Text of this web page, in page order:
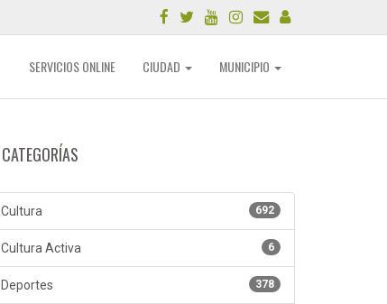
SERVICIOS ONLINE CIUDAD MUNICIPIO
CATEGORÍAS
692
Cultura
6
Cultura Activa
378
Deportes